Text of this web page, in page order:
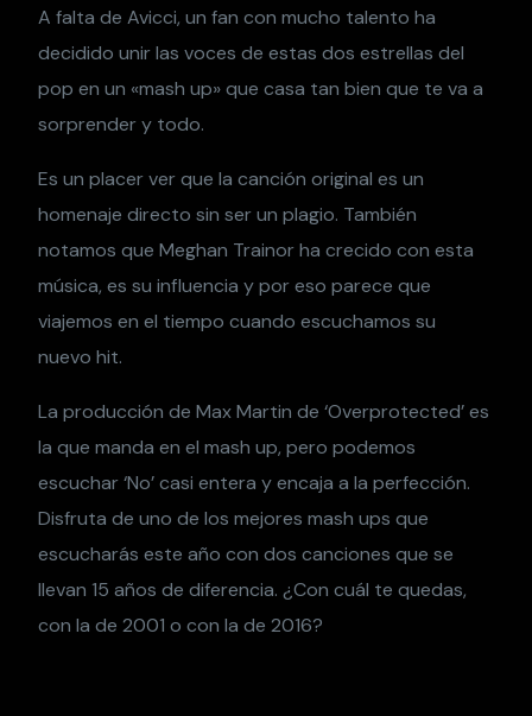
A falta de Avicci, un fan con mucho talento ha
decidido unir las voces de estas dos estrellas del
pop en un «mash up» que casa tan bien que te va a
sorprender y todo.
Es un placer ver que la canción original es un
homenaje directo sin ser un plagio. También
notamos que Meghan Trainor ha crecido con esta
música, es su influencia y por eso parece que
viajemos en el tiempo cuando escuchamos su
nuevo hit.
La producción de Max Martin de ‘Overprotected’ es
la que manda en el mash up, pero podemos
escuchar ‘No’ casi entera y encaja a la perfección.
Disfruta de uno de los mejores mash ups que
escucharás este año con dos canciones que se
llevan 15 años de diferencia. ¿Con cuál te quedas,
con la de 2001 o con la de 2016?